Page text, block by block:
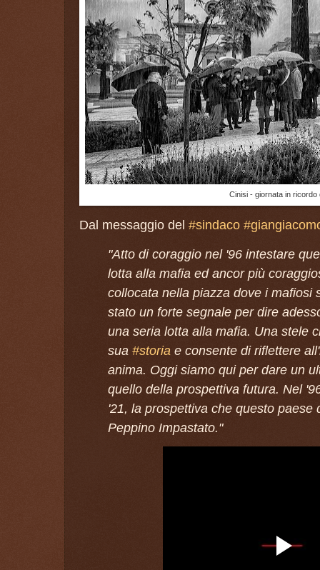
Cinisi - giornata in ricordo
Dal messaggio del #sindaco
"Atto di coraggio nel '96 intestare
lotta alla mafia ed ancor più
collocata nella piazza dove i mafiosi
stato un forte segnale per dire
una seria lotta alla mafia. Una stele
sua #storia e consente di riflettere
anima. Oggi siamo qui per dare un
quello della prospettiva futura. Nel
'21, la prospettiva che questo paese
Peppino Impastato."